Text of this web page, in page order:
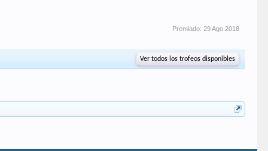
Premiado: 29 Ago 2018
Ver todos los trofeos disponibles